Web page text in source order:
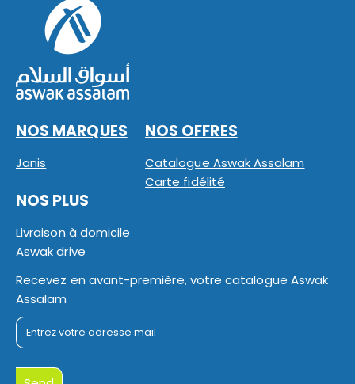
NOS MARQUES
Janis
NOS OFFRES
Catalogue Aswak Assalam
Carte fidélité
NOS PLUS
Livraison à domicile
Aswak drive
Recevez en avant-première, votre catalogue Aswak
Assalam